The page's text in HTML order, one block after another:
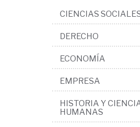
CIENCIAS
DERECHO
ECONOMÍA
EMPRESA
HISTORIA Y
HUMANAS